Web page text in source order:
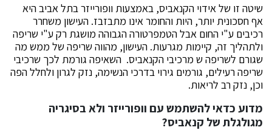
שיטה זו של אידוי הקנאביס, באמצעות וופורייזר בתל אביב היא
אף חסכונית יותר, היות והחומר אינו מתבזבז. העישון משחרר
רכיבים ע"י החום אבל הטמפרטורה הגבוהה מושגת רק ע"י שריפה
ולתהליך זה, קיימות מגרעות. העישון, מהווה שריפה של ממש מה
שגורם לשריפה ש מרכיבי הקנאביס. השאיפה גורמת לכך שרכיבי
שריפה רעילים, גורמים גירוי בדרכי הנשימה, נזק לגרון ולחלל הפה
וכן, נזק רב לריאות.
מדוע כדאי להשתמש עם וופורייזר ולא בסיגריה
מגולגלת של קנאביס?